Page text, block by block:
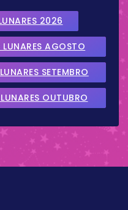
2026
LUNARES AGOSTO
SETEMBRO
OUTUBRO